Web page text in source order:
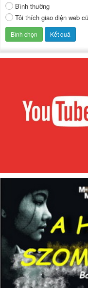
Bình thường
Tôi thích giao diện web